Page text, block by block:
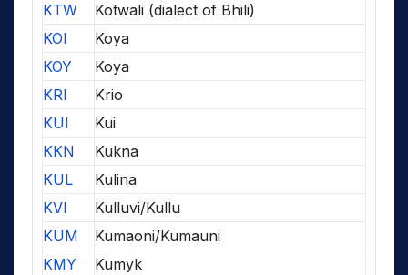
KTW
Kotwali (dialect of Bhili)
KOI
Koya
KOY
Koya
KRI
Krio
KUI
Kui
KKN
Kukna
KUL
Kulina
KVI
Kulluvi/Kullu
KUM
Kumaoni/Kumauni
KMY
Kumyk